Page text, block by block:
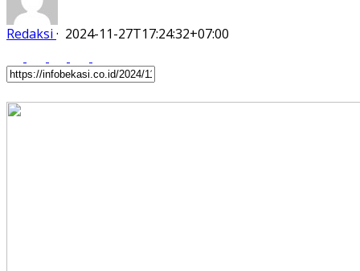
Redaksi · 2024-11-27T17:24:32+07:00